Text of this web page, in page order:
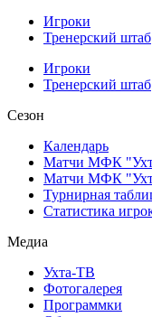
Игроки
Тренерский штаб
Игроки
Тренерский штаб
Сезон
Календарь
Матчи МФК
Матчи МФК
Турнирная
Статистика
Медиа
Ухта-ТВ
Фотогалерея
Программки